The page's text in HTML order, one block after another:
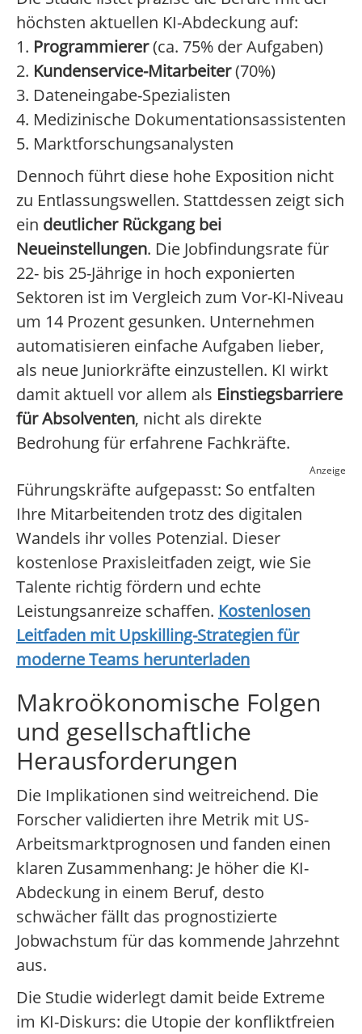
höchsten aktuellen KI-Abdeckung auf:
1. Programmierer(ca. 75% der Aufgaben)
2. Kundenservice-Mitarbeiter(70%)
3. Dateneingabe-Spezialisten
4. Medizinische Dokumentationsassistenten
5. Marktforschungsanalysten
Dennoch führt diese hohe Exposition nicht
zu Entlassungswellen. Stattdessen zeigt sich
ein deutlicher Rückgang bei
Neueinstellungen. Die Jobfindungsrate für
22- bis 25-Jährige in hoch exponierten
Sektoren ist im Vergleich zum Vor-KI-Niveau
um 14 Prozent gesunken. Unternehmen
automatisieren einfache Aufgaben lieber,
als neue Juniorkräfte einzustellen. KI wirkt
damit aktuell vor allem als Einstiegsbarriere
für Absolventen, nicht als direkte
Bedrohung für erfahrene Fachkräfte.
Anzeige
Führungskräfte aufgepasst: So entfalten
Ihre Mitarbeitenden trotz des digitalen
Wandels ihr volles Potenzial. Dieser
kostenlose Praxisleitfaden zeigt, wie Sie
Talente richtig fördern und echte
Leistungsanreize schaffen. Kostenlosen
Leitfaden mit Upskilling-Strategien für
moderne Teams herunterladen
Makroökonomische Folgen
und gesellschaftliche
Herausforderungen
Die Implikationen sind weitreichend. Die
Forscher validierten ihre Metrik mit US-
Arbeitsmarktprognosen und fanden einen
klaren Zusammenhang: Je höher die KI-
Abdeckung in einem Beruf, desto
schwächer fällt das prognostizierte
Jobwachstum für das kommende Jahrzehnt
aus.
Die Studie widerlegt damit beide Extreme
im KI-Diskurs: die Utopie der konfliktfreien